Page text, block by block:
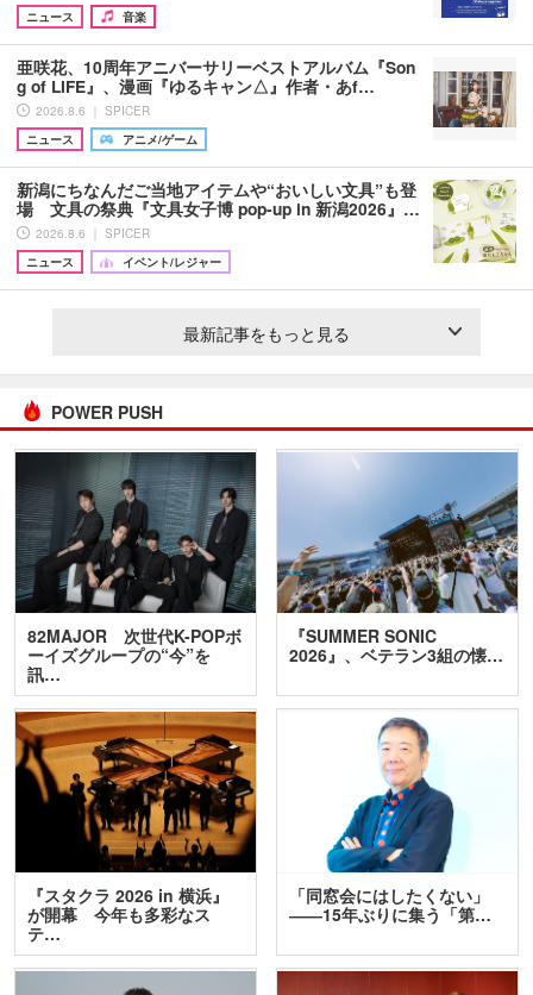
ニュース
音楽
亜咲花、10周年アニバーサリーベストアルバム『Son
g of LIFE』、漫画『ゆるキャン△』作者・あf…
2026.8.6 ｜ SPICER
ニュース
アニメ/ゲーム
新潟にちなんだご当地アイテムや“おいしい文具”も登
場 文具の祭典『文具女子博 pop-up in 新潟2026』…
2026.8.6 ｜ SPICER
ニュース
イベント/レジャー
最新記事をもっと見る
POWER PUSH
82MAJOR 次世代K-POPボ
ーイズグループの“今”を
訊…
『SUMMER SONIC
2026』、ベテラン3組の懐…
『スタクラ 2026 in 横浜』
が開幕 今年も多彩なス
テ…
「同窓会にはしたくない」
――15年ぶりに集う「第…